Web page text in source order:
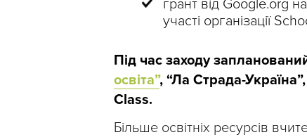
грант від Google.org
участі організації
Під час заходу
освіта”, “Ла Страда-
Class.
Більше освітніх ресурсів